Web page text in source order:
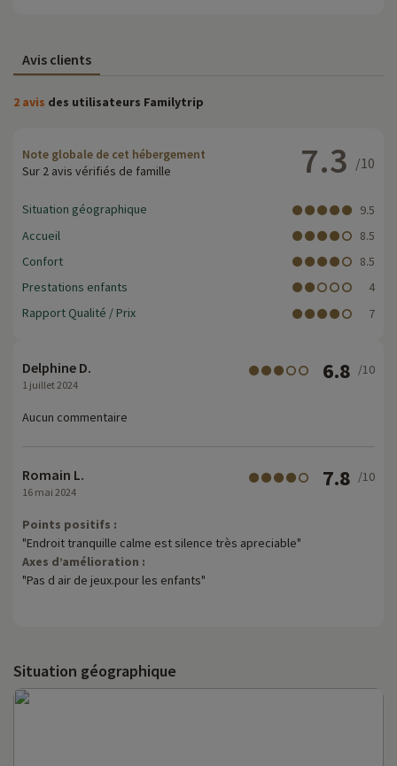
Avis clients
2 avis des utilisateurs Familytrip
Note globale de cet hébergement
Sur 2 avis vérifiés de famille
7.3 /10
Situation géographique
9.5
Accueil
8.5
Confort
8.5
Prestations enfants
4
Rapport Qualité / Prix
7
Delphine D.
1 juillet 2024
6.8 /10
Aucun commentaire
Romain L.
16 mai 2024
7.8 /10
Points positifs :
"Endroit tranquille calme est silence très apreciable"
Axes d’amélioration :
"Pas d air de jeux.pour les enfants"
Situation géographique